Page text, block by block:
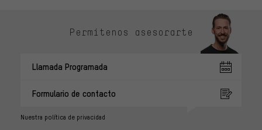
Permítenos asesorarte
Llamada Programada
Formulario de contacto
Nuestra política de privacidad